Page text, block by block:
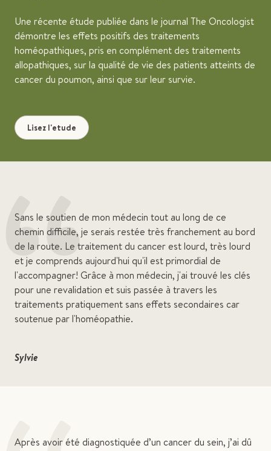
Une récente étude publiée dans le journal The Oncologist
démontre les effets positifs des traitements
homéopathiques, pris en complément des traitements
allopathiques, sur la qualité de vie des patients atteints de
cancer du poumon, ainsi que sur leur survie.
Lisez l'etude
“
Sans le soutien de mon médecin tout au long de ce
chemin difficile, je serais restée très franchement au bord
de la route. Le traitement du cancer est lourd, très lourd
et je comprends aujourd'hui qu'il est primordial de
l'accompagner! Grâce à mon médecin, j'ai trouvé les clés
pour une revalidation et suis passée à travers les
traitements pratiquement sans effets secondaires car
soutenue par l'homéopathie.
Sylvie
Après avoir été diagnostiquée d’un cancer du sein, j’ai dû